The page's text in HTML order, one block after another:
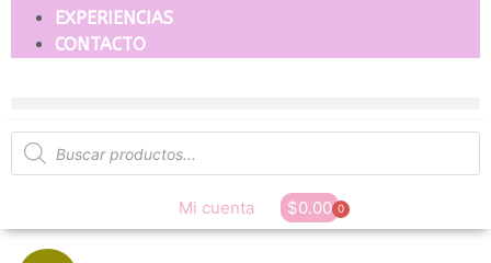
EXPERIENCIAS
CONTACTO
Mi cuenta $0.00 0